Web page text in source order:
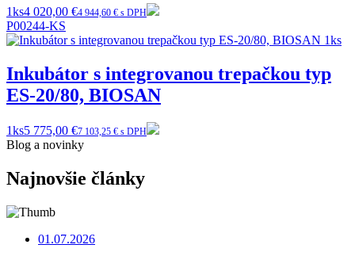
1ks4 020,00 €4 944,60 € s DPH
P00244-KS
Inkubátor s integrovanou trepačkou typ
ES-20/80, BIOSAN
1ks5 775,00 €7 103,25 € s DPH
Blog a novinky
Najnovšie články
01.07.2026